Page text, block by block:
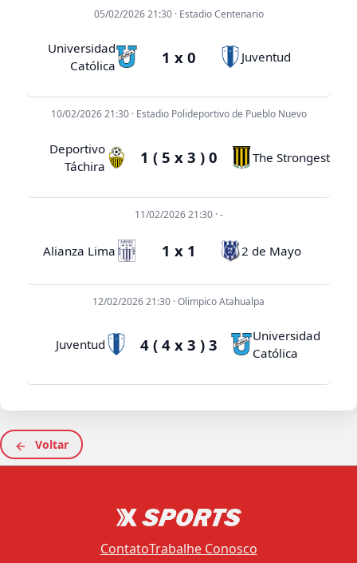
05/02/2026 21:30 · Estadio Centenario
Universidad
Católica
1 x 0 Juventud
10/02/2026 21:30 · Estadio Polideportivo de Pueblo Nuevo
Deportivo
Táchira
1 ( 5 x 3 ) 0 The Strongest
11/02/2026 21:30 · -
Alianza Lima 1 x 1 2 de Mayo
12/02/2026 21:30 · Olimpico Atahualpa
Juventud 4 ( 4 x 3 ) 3
Universidad
Católica
Voltar
ContatoTrabalhe Conosco